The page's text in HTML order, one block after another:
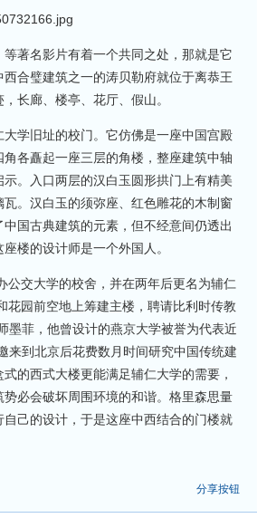
著名影片有着一个共同之处，那就是它
合璧建筑之一的涛贝勒府就位于离恭王
长廊、楼亭、花厅、假山。
学旧址的校门。它仿佛是一座中国宫殿
各矗起一座三层的角楼，整座建筑中轴
。入口两层的汉白玉圆形拱门上有精美
。汉白玉的须弥座、红色雕花的木制窗
国古典建筑的元素，但不经意间仍透出
楼的设计师是一个外国人。
公交大学的校舍，并在两年后更名为辅仁
花园前空地上筹建主楼，聘请比利时传教
墨菲，他曾设计的燕京大学被誉为代表近
来到北京后花费数月时间研究中国传统建
的西式大楼更能满足辅仁大学的需要，
必会破坏周围环境的和谐。格里森思量
己的设计，于是这座中西结合的门楼就
分享按钮